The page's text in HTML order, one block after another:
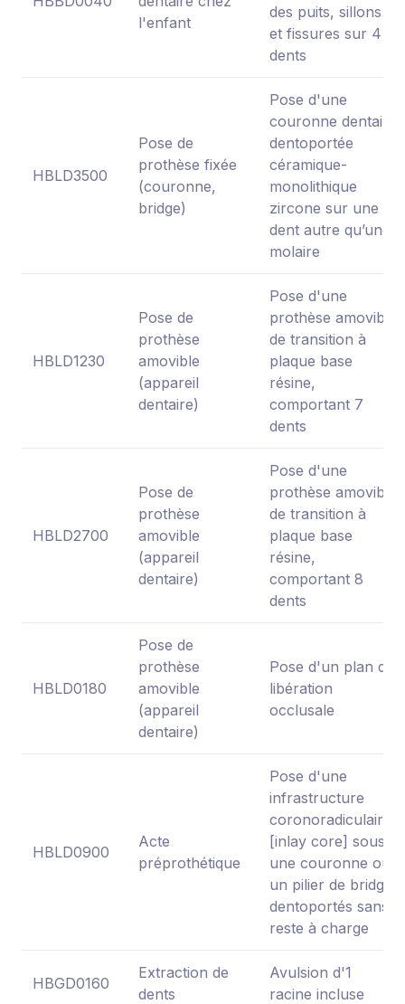
l'enfant
des puits, sillons
et fissures sur 4
dents
HBLD3500
Pose de
prothèse fixée
(couronne,
bridge)
Pose d'une
couronne dentaire
dentoportée
céramique-
monolithique
zircone sur une
dent autre qu’une
molaire
HBLD1230
Pose de
prothèse
amovible
(appareil
dentaire)
Pose d'une
prothèse amovible
de transition à
plaque base
résine,
comportant 7
dents
HBLD2700
Pose de
prothèse
amovible
(appareil
dentaire)
Pose d'une
prothèse amovible
de transition à
plaque base
résine,
comportant 8
dents
HBLD0180
Pose de
prothèse
amovible
(appareil
dentaire)
Pose d'un plan de
libération
occlusale
HBLD0900
Acte
préprothétique
Pose d'une
infrastructure
coronoradiculaire
[inlay core] sous
une couronne ou
un pilier de bridge
dentoportés sans
reste à charge
HBGD0160
Extraction de
dents
Avulsion d'1
racine incluse